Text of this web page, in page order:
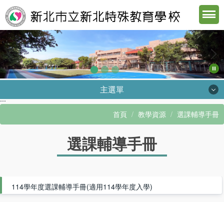
跳
到
主
要
內
容
區
主選單
數位校園
:::
首頁
教學資源 選課輔導手冊
選課輔導手冊
114學年度選課輔導手冊(適用114學年度入學)